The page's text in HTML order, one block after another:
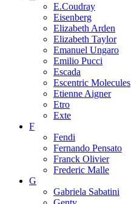
E.Coudray
Eisenberg
Elizabeth Arden
Elizabeth Taylor
Emanuel Ungaro
Emilio Pucci
Escada
Escentric Molecules
Etienne Aigner
Etro
Exte
F
Fendi
Fernando Pensato
Franck Olivier
Frederic Malle
G
Gabriela Sabatini